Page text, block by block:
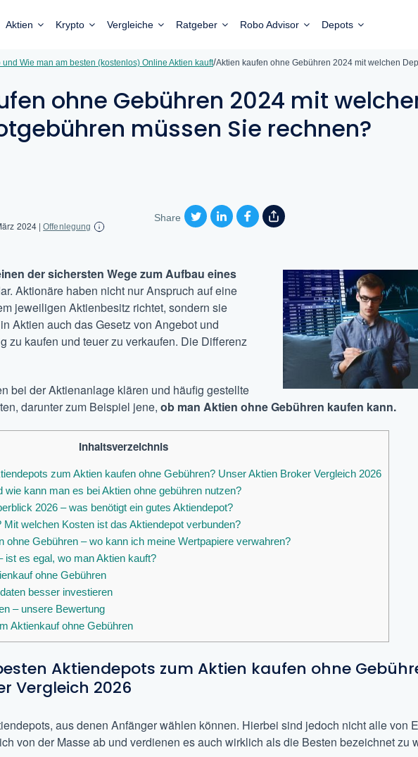
Aktien Krypto Vergleiche Ratgeber Robo Advisor Depots
Wie man am besten (kostenlos) Online Aktien kauft/Aktien kaufen ohne Gebühren 2024 mit welchen
ohne Gebühren 2024 mit
müssen Sie rechnen?
2024 |Offenlegung
Share
der sichersten Wege zum Aufbau eines
Aktionäre haben nicht nur Anspruch auf eine
jeweiligen Aktienbesitz richtet, sondern sie
Aktien auch das Gesetz von Angebot und
zu kaufen und teuer zu verkaufen. Die Differenz
bei der Aktienanlage klären und häufig gestellte
darunter zum Beispiel jene, ob man Aktien ohne Gebühren kaufen kann.
Inhaltsverzeichnis
zum Aktien kaufen ohne Gebühren? Unser Aktien Broker Vergleich 2026
wie kann man es bei Aktien ohne gebühren nutzen?
2026 – was benötigt ein gutes Aktiendepot?
welchen Kosten ist das Aktiendepot verbunden?
ohne Gebühren – wo kann ich meine Wertpapiere verwahren?
ist es egal, wo man Aktien kauft?
ohne Gebühren
besser investieren
– unsere Bewertung
Aktienkauf ohne Gebühren
Aktiendepots zum Aktien kaufen ohne
Vergleich 2026
aus denen Anfänger wählen können. Hierbei sind jedoch nicht alle von
von der Masse ab und verdienen es auch wirklich als die Besten bezeichnet zu